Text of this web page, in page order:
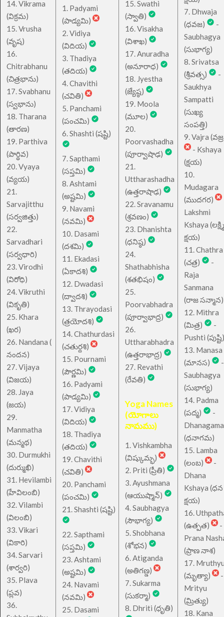
14. Vikrama
(విక్రమ)
15. Vrusha
(వృష)
16.
Chitrabhanu
(చిత్రభాను)
17. Svabhanu
(స్వభాను)
18. Tharana
(తారణ)
19. Parthiva
(పార్థివ)
20. Vyaya
(వ్యయ)
21.
Sarvajitthu
(సర్వజిత్తు)
22.
Sarvadhari
(సర్వధారి)
23. Virodhi
(విరోధి)
24. Vikruthi
(వికృతి)
25. Khara
(ఖర)
26. Nandana (
నందన)
27. Vijaya
(విజయ)
28. Jaya
(జయ)
29.
Manmatha
(మన్మథ)
30. Durmukhi
(దుర్ముఖి)
31. Hevilambi
(హేవిలంబి)
32. Vilambi
(విలంబి)
33. Vikari
(వికారి)
34. Sarvari
(శార్వరి)
35. Plava
(ప్లవ)
36.
1. Padyami
(పాడ్యమి)
2. Vidiya
(విదియ)
3. Thadiya
(తదియ)
4. Chavithi
(చవితి)
5. Panchami
(పంచమి)
6. Shashti (షష్టి)
7. Sapthami
(సప్తమి)
8. Ashtami
(అష్టమి)
9. Navami
(నవమి)
10. Dasami
(దశమి)
11. Ekadasi
(ఏకాదశి)
12. Dwadasi
(ద్వాదశి)
13. Thrayodasi
(త్రయోదశి)
14. Chathurdasi
(చతుర్దశి)
15. Pournami
(పౌర్ణమి)
16. Padyami
(పాడ్యమి)
17. Vidiya
(విదియ)
18. Thadiya
(తదియ)
19. Chavithi
(చవితి)
20. Panchami
(పంచమి)
21. Shashti (షష్టి)
22. Sapthami
(సప్తమి)
23. Ashtami
(అష్టమి)
24. Navami
(నవమి)
25. Dasami
15. Swathi
(స్వాతి)
16. Visakha
(విశాఖ)
17. Anuradha
(అనూరాధ)
18. Jyestha
(జ్యేష్ఠ)
19. Moola
(మూల)
20.
Poorvashadha
(పూర్వాషాఢ)
21.
Uttharashadha
(ఉత్తరాషాఢ)
22. Sravanamu
(శ్రవణం)
23. Dhanishta
(ధనిష్ఠ)
24.
Shathabhisha
(శతభిషం)
25.
Poorvabhadra
(పూర్వాభాద్ర)
26.
Uttharabhadra
(ఉత్తరాభాద్ర)
27. Revathi
(రేవతి)
Yoga Names
(యోగాలు
నామము)
1. Vishkambha
(విష్కుమ్భ)
2. Priti (ప్రీతి)
3. Ayushmana
(ఆయుష్మాన్)
4. Saubhagya
(సౌభాగ్య)
5. Shobhana
(శోభన)
6. Atiganda
(అతిగణ్డ)
7. Sukarma
(సుకర్మా)
8. Dhriti (ధృతి)
7. Dhwaja
(ధవజ)
-
Saubhagya
(సుభాగ్య)
8. Srivatsa
(శ్రీవత్స)
-
Saukhya
Sampatti
(సుఖ్య
సంపత్తి)
9. Vajra
- Kshaya
(క్షయ)
10.
Mudagara
(ముదగర)
Lakshmi
Kshaya (లక్ష్మి
క్షయ)
11. Chathra
(చత్ర)
-
Raja
Sanmana
(రాజ సన్మాన)
12. Mithra
(మిత్ర)
-
Pushti (పుష్టి)
13. Manasa
(మానస)
-
Saubhagya
(సుభాగ్య)
14. Padma
(పద్మ)
-
Dhanagama
(ధనాగమ)
15. Lamba
(లంబ)
-
Dhana
Kshaya (ధన
క్షయ)
16.
(ఉత్పత)
-
Prana
(ప్రాణ నాశ)
17.
(మృత్యా)
-
Mrityu
(మ్రిత్యు)
18. Kana